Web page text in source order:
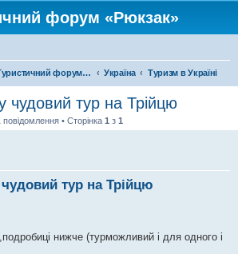
форум «Рюкзак»
Туристичний форум «Рюкзак» Україна Туризм в Україні
тур на Трійцю
повідомлення • Сторінка 1 з 1
тур на Трійцю
нижче (турможливий і для одного і